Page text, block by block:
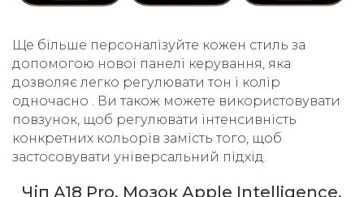
Ще більше персоналізуйте кожен стиль за
допомогою нової панелі керування, яка
дозволяє легко регулювати тон і колір
одночасно . Ви також можете використовувати
повзунок, щоб регулювати інтенсивність
конкретних кольорів замість того, щоб
застосовувати універсальний підхід.
Чіп A18 Pro. Мозок Apple Intelligence.